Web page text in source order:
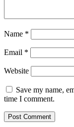
Name *
Email *
Website
Save my name,
time I comment.